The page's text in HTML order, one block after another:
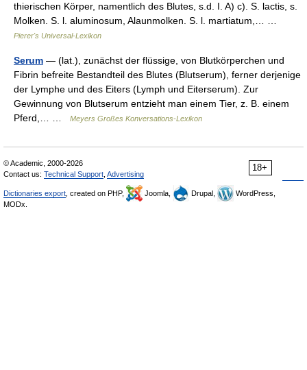
thierischen Körper, namentlich des Blutes, s.d. I. A) c). S. lactis, s.
Molken. S. l. aluminosum, Alaunmolken. S. l. martiatum,… …
Pierer's Universal-Lexikon
Serum — (lat.), zunächst der flüssige, von Blutkörperchen und
Fibrin befreite Bestandteil des Blutes (Blutserum), ferner derjenige
der Lymphe und des Eiters (Lymph und Eiterserum). Zur
Gewinnung von Blutserum entzieht man einem Tier, z. B. einem
Pferd,… …
Meyers Großes Konversations-Lexikon
18+
© Academic, 2000-2026
Contact us: Technical Support Advertising
Dictionaries export , created on PHP, Joomla, Drupal,
WordPress,
MODx.